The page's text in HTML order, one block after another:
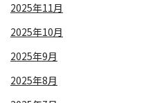
2025年11月
2025年10月
2025年9月
2025年8月